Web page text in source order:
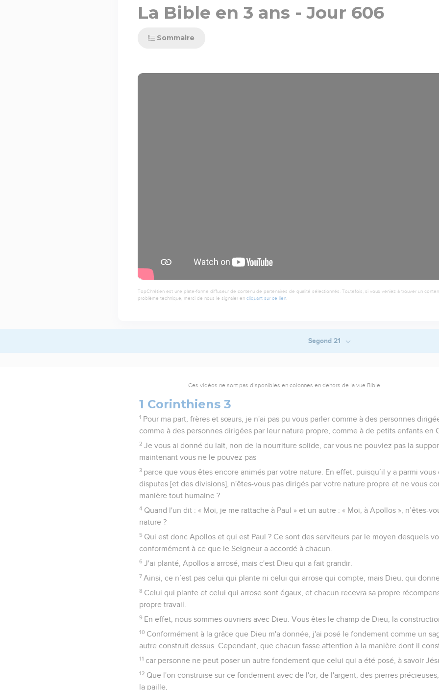
La Bible en 3 ans - Jour 606
Sommaire
TopChrétien est une plate-forme diffuseur de contenu de partenaires de qualité sélectionnés. Toutefois, si vous veniez à trouver un
problème technique, merci de nous le signaler en cliquant sur ce lien
Segond 21
Ces vidéos ne sont pas disponibles en colonnes en dehors de la vue Bible.
1 Corinthiens 3
1 Pour ma part, frères et sœurs, je n'ai pas pu vous parler comme à des personnes
comme à des personnes dirigées par leur nature propre, comme à de petits enfants en
2 Je vous ai donné du lait, non de la nourriture solide, car vous ne pouviez pas la
maintenant vous ne le pouvez pas
3 parce que vous êtes encore animés par votre nature. En effet, puisqu’il y a parmi vous
disputes [et des divisions], n'êtes-vous pas dirigés par votre nature propre et ne vous
manière tout humaine ?
4 Quand l'un dit : « Moi, je me rattache à Paul » et un autre : « Moi, à Apollos », n’êtes-
nature ?
5 Qui est donc Apollos et qui est Paul ? Ce sont des serviteurs par le moyen desquels
conformément à ce que le Seigneur a accordé à chacun.
6 J'ai planté, Apollos a arrosé, mais c'est Dieu qui a fait grandir.
7 Ainsi, ce n’est pas celui qui plante ni celui qui arrose qui compte, mais Dieu, qui
8 Celui qui plante et celui qui arrose sont égaux, et chacun recevra sa propre
propre travail.
9 En effet, nous sommes ouvriers avec Dieu. Vous êtes le champ de Dieu, la
10 Conformément à la grâce que Dieu m'a donnée, j'ai posé le fondement comme un
autre construit dessus. Cependant, que chacun fasse attention à la manière dont il
11 car personne ne peut poser un autre fondement que celui qui a été posé, à savoir
12 Que l'on construise sur ce fondement avec de l'or, de l'argent, des pierres
la paille,